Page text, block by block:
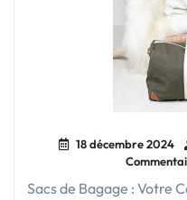
18 décembre 2024
Sacs de Bagage : Votre